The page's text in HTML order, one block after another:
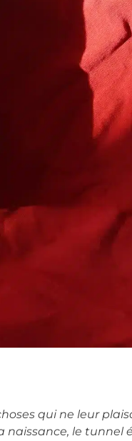
qui ne leur
le tunnel